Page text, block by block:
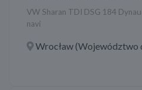
VW Sharan TDI DSG 184
navi
Wrocław (Województwo